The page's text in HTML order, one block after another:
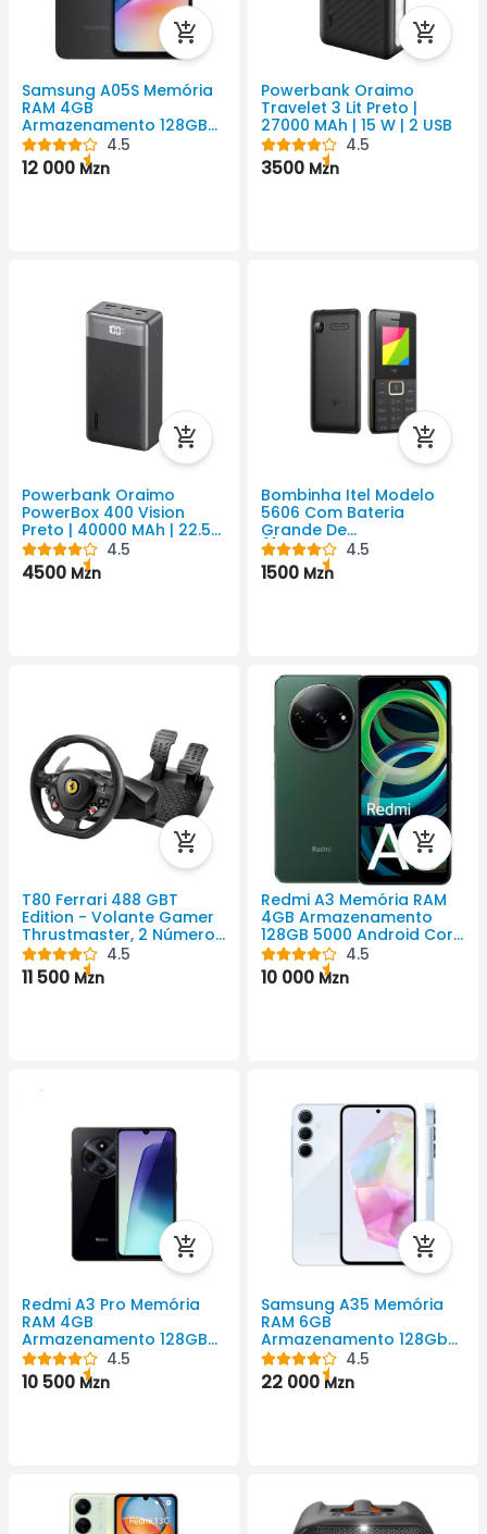
Samsung A05S Memória
RAM 4GB
Armazenamento 128GB
5000 Android Cor Preto
1080x2400 Pixel
4.5
12 000 Mzn
Powerbank Oraimo
Travelet 3 Lit Preto |
27000 MAh | 15 W | 2 USB
4.5
3500 Mzn
Powerbank Oraimo
PowerBox 400 Vision
Preto | 40000 MAh | 22.5
W | 3 USB
4.5
4500 Mzn
Bombinha Itel Modelo
5606 Com Bateria
Grande De
{{Amperagem Da Bateria
}} MAh.
4.5
1500 Mzn
T80 Ferrari 488 GBT
Edition - Volante Gamer
Thrustmaster, 2 Número
De Pedaís Pedais,
Mudança De
Transmissão Manual,
4.5
11 500 Mzn
Redmi A3 Memória RAM
4GB Armazenamento
128GB 5000 Android Cor
Preto 720 X 1650 Pixel
4.5
10 000 Mzn
Redmi A3 Pro Memória
RAM 4GB
Armazenamento 128GB
5160 Android Cor Preto
720 X 1640 Pixel
4.5
10 500 Mzn
Samsung A35 Memória
RAM 6GB
Armazenamento 128Gb
5000mAh Android Cor
Preto 1080x2340 Pixel
4.5
22 000Mzn